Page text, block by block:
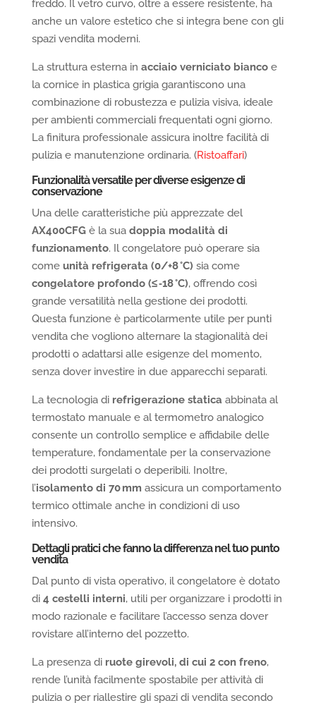
freddo. Il vetro curvo, oltre a essere resistente, ha
anche un valore estetico che si integra bene con gli
spazi vendita moderni.
La struttura esterna in acciaio verniciato biancoe
la cornice in plastica grigia garantiscono una
combinazione di robustezza e pulizia visiva, ideale
per ambienti commerciali frequentati ogni giorno.
La finitura professionale assicura inoltre facilità di
pulizia e manutenzione ordinaria. (Ristoaffari)
Funzionalità versatile per diverse esigenze di
conservazione
Una delle caratteristiche più apprezzate del
AX400CFGè la sua doppia modalità di
funzionamento. Il congelatore può operare sia
come unità refrigerata (0/+8 °C) sia come
congelatore profondo (≤ ‑18 °C), offrendo così
grande versatilità nella gestione dei prodotti.
Questa funzione è particolarmente utile per punti
vendita che vogliono alternare la stagionalità dei
prodotti o adattarsi alle esigenze del momento,
senza dover investire in due apparecchi separati.
La tecnologia di refrigerazione statica abbinata al
termostato manuale e al termometro analogico
consente un controllo semplice e affidabile delle
temperature, fondamentale per la conservazione
dei prodotti surgelati o deperibili. Inoltre,
l’isolamento di 70 mm assicura un comportamento
termico ottimale anche in condizioni di uso
intensivo.
Dettagli pratici che fanno la differenza nel tuo punto
vendita
Dal punto di vista operativo, il congelatore è dotato
di 4 cestelli interni, utili per organizzare i prodotti in
modo razionale e facilitare l’accesso senza dover
rovistare all’interno del pozzetto.
La presenza di ruote girevoli, di cui 2 con freno,
rende l’unità facilmente spostabile per attività di
pulizia o per riallestire gli spazi di vendita secondo